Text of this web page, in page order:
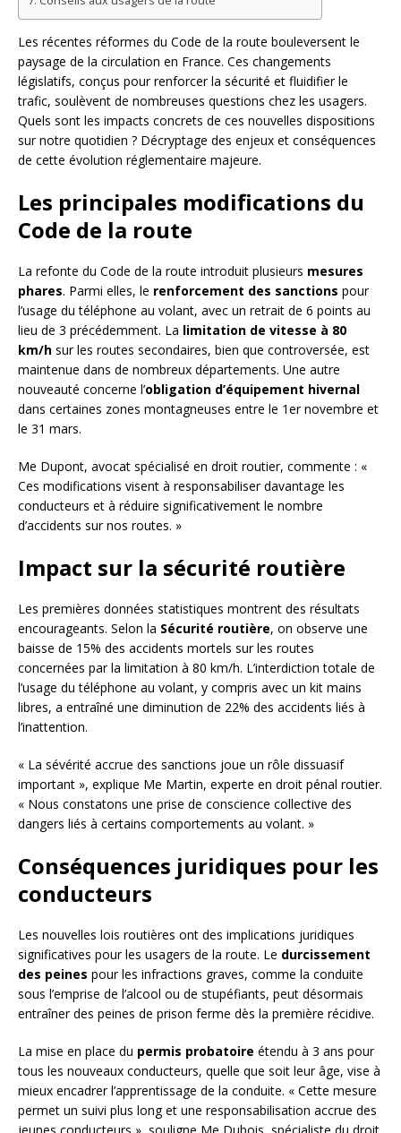
Les récentes réformes du Code de la route bouleversent le
paysage de la circulation en France. Ces changements
législatifs, conçus pour renforcer la sécurité et fluidifier le
trafic, soulèvent de nombreuses questions chez les usagers.
Quels sont les impacts concrets de ces nouvelles dispositions
sur notre quotidien ? Décryptage des enjeux et conséquences
de cette évolution réglementaire majeure.
Les principales modifications du
Code de la route
La refonte du Code de la route introduit plusieurs mesures
phares. Parmi elles, le renforcement des sanctions pour
l’usage du téléphone au volant, avec un retrait de 6 points au
lieu de 3 précédemment. La limitation de vitesse à 80
km/h sur les routes secondaires, bien que controversée, est
maintenue dans de nombreux départements. Une autre
nouveauté concerne l’obligation d’équipement hivernal
dans certaines zones montagneuses entre le 1er novembre et
le 31 mars.
Me Dupont, avocat spécialisé en droit routier, commente : «
Ces modifications visent à responsabiliser davantage les
conducteurs et à réduire significativement le nombre
d’accidents sur nos routes. »
Impact sur la sécurité routière
Les premières données statistiques montrent des résultats
encourageants. Selon la Sécurité routière, on observe une
baisse de 15% des accidents mortels sur les routes
concernées par la limitation à 80 km/h. L’interdiction totale de
l’usage du téléphone au volant, y compris avec un kit mains
libres, a entraîné une diminution de 22% des accidents liés à
l’inattention.
« La sévérité accrue des sanctions joue un rôle dissuasif
important », explique Me Martin, experte en droit pénal routier.
« Nous constatons une prise de conscience collective des
dangers liés à certains comportements au volant. »
Conséquences juridiques pour les
conducteurs
Les nouvelles lois routières ont des implications juridiques
significatives pour les usagers de la route. Le durcissement
des peines pour les infractions graves, comme la conduite
sous l’emprise de l’alcool ou de stupéfiants, peut désormais
entraîner des peines de prison ferme dès la première récidive.
La mise en place du permis probatoire étendu à 3 ans pour
tous les nouveaux conducteurs, quelle que soit leur âge, vise à
mieux encadrer l’apprentissage de la conduite. « Cette mesure
permet un suivi plus long et une responsabilisation accrue des
jeunes conducteurs », souligne Me Dubois, spécialiste du droit